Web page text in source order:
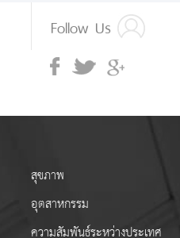
Follow Us
สุขภาพ
อุตสาหกรรม
ความสัมพันธ์ระหว่างประเทศ